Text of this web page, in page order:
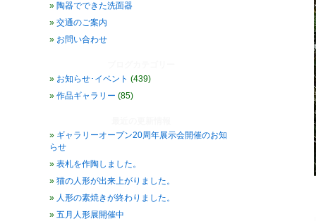
陶器でできた洗面器
交通のご案内
お問い合わせ
お知らせ･イベント (439)
作品ギャラリー (85)
ギャラリーオープン20周年展示会開催のお知
らせ
表札を作陶しました。
猫の人形が出来上がりました。
人形の素焼きが終わりました。
五月人形展開催中